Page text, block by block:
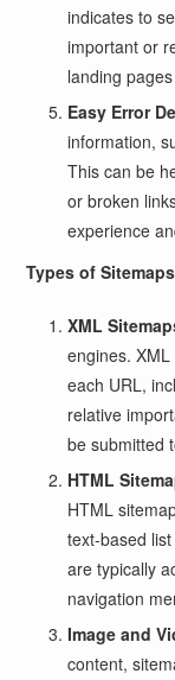
indicates to
important or
landing
Easy Error
information,
This can be
or broken
experience
Types of Sitemaps
XML
engines.
each URL,
relative
be submitted
HTML
HTML
text-based
are typically
navigation
Image and
content,